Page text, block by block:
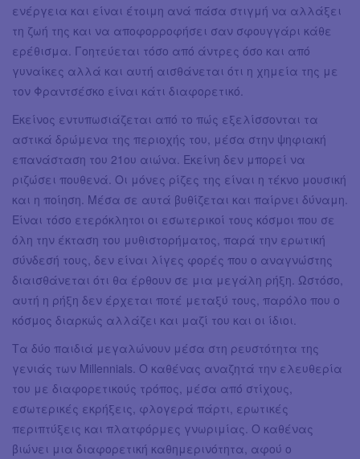
ενέργεια και είναι έτοιμη ανά πάσα στιγμή να αλλάξει
τη ζωή της και να αποφορροφήσει σαν σφουγγάρι κάθε
ερέθισμα. Γοητεύεται τόσο από άντρες όσο και από
γυναίκες αλλά και αυτή αισθάνεται ότι η χημεία της με
τον Φραντσέσκο είναι κάτι διαφορετικό.
Εκείνος εντυπωσιάζεται από το πώς εξελίσσονται τα
αστικά δρώμενα της περιοχής του, μέσα στην ψηφιακή
επανάσταση του 21ου αιώνα. Εκείνη δεν μπορεί να
ριζώσει πουθενά. Οι μόνες ρίζες της είναι η τέκνο μουσική
και η ποίηση. Μέσα σε αυτά βυθίζεται και παίρνει δύναμη.
Είναι τόσο ετερόκλητοι οι εσωτερικοί τους κόσμοι που σε
όλη την έκταση του μυθιστορήματος, παρά την ερωτική
σύνδεσή τους, δεν είναι λίγες φορές που ο αναγνώστης
διαισθάνεται ότι θα έρθουν σε μια μεγάλη ρήξη. Ωστόσο,
αυτή η ρήξη δεν έρχεται ποτέ μεταξύ τους, παρόλο που ο
κόσμος διαρκώς αλλάζει και μαζί του και οι ίδιοι.
Τα δύο παιδιά μεγαλώνουν μέσα στη ρευστότητα της
γενιάς των Millennials. Ο καθένας αναζητά την ελευθερία
του με διαφορετικούς τρόπος, μέσα από στίχους,
εσωτερικές εκρήξεις, φλογερά πάρτι, ερωτικές
περιπτύξεις και πλατφόρμες γνωριμίας. Ο καθένας
βιώνει μια διαφορετική καθημερινότητα, αφού ο